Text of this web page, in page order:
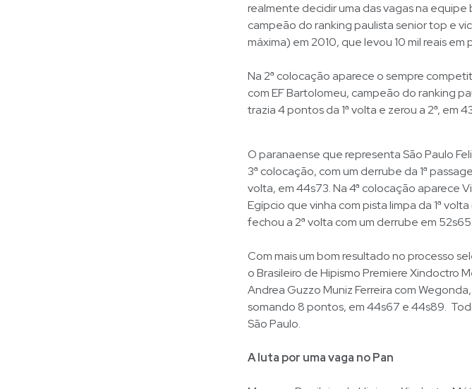
realmente decidir uma das vagas na equipe
campeão do ranking paulista senior top e
máxima) em 2010, que levou 10 mil reais em
Na 2ª colocação aparece o sempre
com EF Bartolomeu, campeão do ranking
trazia 4 pontos da 1ª volta e zerou a 2ª, em
O paranaense que representa São Paulo
3ª colocação, com um derrube da 1ª
volta, em 44s73. Na 4ª colocação aparece
Egípcio que vinha com pista limpa da 1ª
fechou a 2ª volta com um derrube em 52s65.
Com mais um bom resultado no processo
o Brasileiro de Hipismo Premiere Xindoctro
Andrea Guzzo Muniz Ferreira com
somando 8 pontos, em 44s67 e 44s89.
São Paulo.
A luta por uma vaga no Pan